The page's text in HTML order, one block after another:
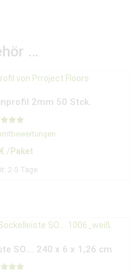
…
2mm 50 Stck.
mit
€ /Paket
2-5 Tage
SO…. 240 x 6 x 1,26 cm